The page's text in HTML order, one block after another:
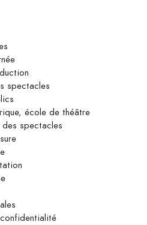
spectacles
école de théâtre
spectacles